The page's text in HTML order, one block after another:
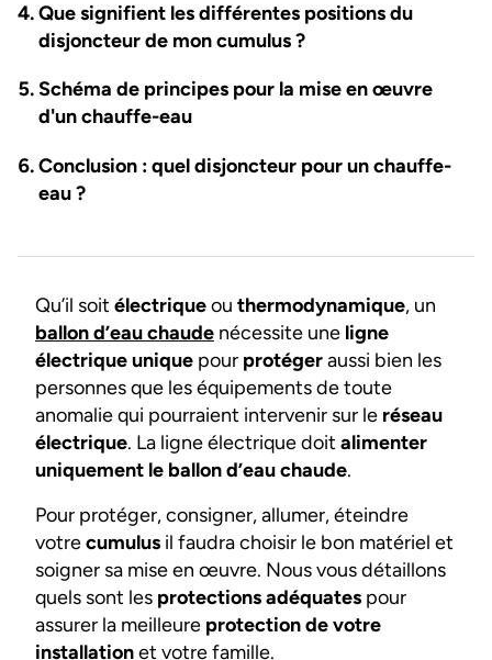
Que signifient les différentes positions du
disjoncteur de mon cumulus ?
Schéma de principes pour la mise en œuvre
d'un chauffe-eau
Conclusion : quel disjoncteur pour un chauffe-
eau ?
Qu’il soit électriqueou thermodynamique, un
ballon d’eau chaude nécessite une ligne
électrique unique pour protégeraussi bien les
personnes que les équipements de toute
anomalie qui pourraient intervenir sur le réseau
électrique. La ligne électrique doit alimenter
uniquement le ballon d’eau chaude.
Pour protéger, consigner, allumer, éteindre
votrecumulus il faudra choisir le bon matériel et
soigner sa mise en œuvre. Nous vous détaillons
quels sont les protections adéquates pour
assurer la meilleure protection de votre
installationet votre famille.